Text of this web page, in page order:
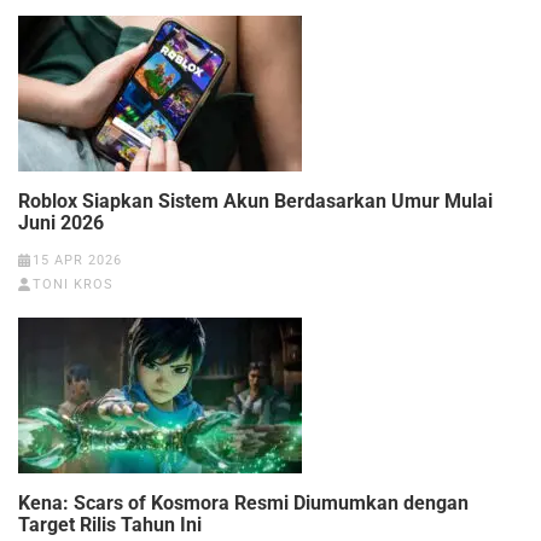
Roblox Siapkan Sistem Akun Berdasarkan Umur Mulai
Juni 2026
15 APR 2026
TONI KROS
Kena: Scars of Kosmora Resmi Diumumkan dengan
Target Rilis Tahun Ini